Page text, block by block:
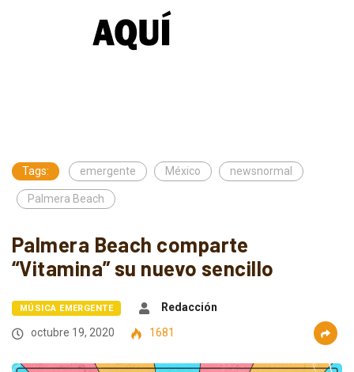
Tags: emergente México newsnormal
Palmera Beach
Palmera Beach comparte
“Vitamina” su nuevo sencillo
MÚSICA EMERGENTE
Redacción
octubre 19, 2020
1681